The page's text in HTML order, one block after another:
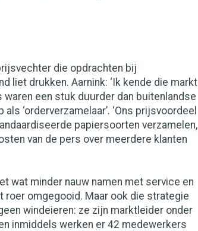
die opdrachten bij
liet drukken. Aarnink: ‘Ik kende die markt
een stuk duurder dan buitenlandse
‘orderverzamelaar’. ‘Ons prijsvoordeel
papiersoorten verzamelen,
van de pers over meerdere klanten
wat minder nauw namen met service en
roer omgegooid. Maar ook die strategie
windeieren: ze zijn marktleider onder
inmiddels werken er 42 medewerkers